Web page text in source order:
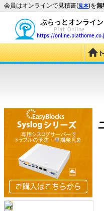
会員はオンラインで見積書(見本)を無